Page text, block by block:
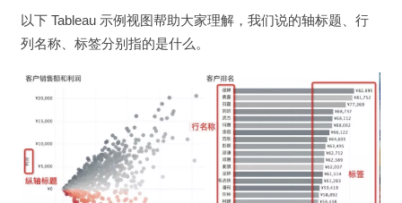
以下 Tableau 示例视图帮助大家理解，我们说的轴标题、行
列名称、标签分别指的是什么。